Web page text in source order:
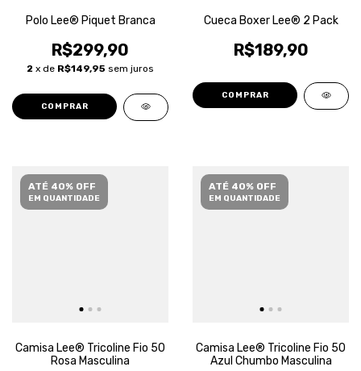
Polo Lee® Piquet Branca
R$299,90
2 x de R$149,95 sem juros
COMPRAR
Cueca Boxer Lee® 2 Pack
R$189,90
COMPRAR
ATÉ 40% OFF
EM QUANTIDADE
Camisa Lee® Tricoline Fio 50
Rosa Masculina
ATÉ 40% OFF
EM QUANTIDADE
Camisa Lee® Tricoline Fio 50
Azul Chumbo Masculina